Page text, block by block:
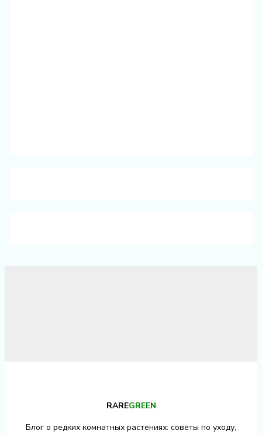
RAREGREEN
Блог о редких комнатных растениях: советы по уходу,